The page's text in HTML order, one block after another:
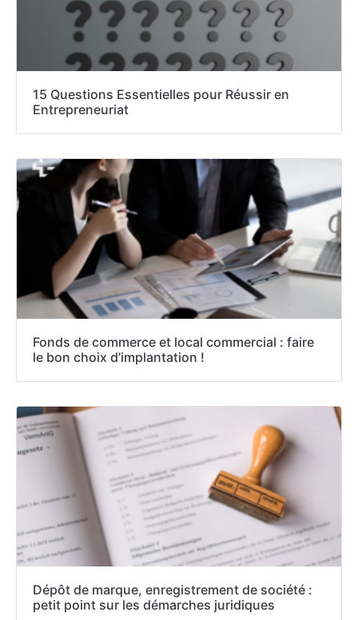
15 Questions Essentielles pour Réussir en
Entrepreneuriat
Fonds de commerce et local commercial : faire
le bon choix d’implantation !
Dépôt de marque, enregistrement de société :
petit point sur les démarches juridiques